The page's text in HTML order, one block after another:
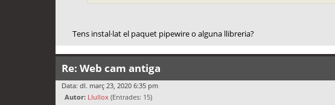
Tens instal·lat el paquet pipewire o alguna llibreria?
Re: Web cam antiga
Data: dl. març 23, 2020 6:35 pm
Autor: Llullox (Entrades: 15)